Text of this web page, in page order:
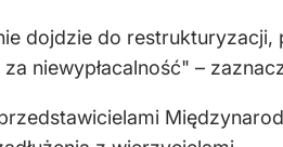
dojdzie do
niewypłacalność" –